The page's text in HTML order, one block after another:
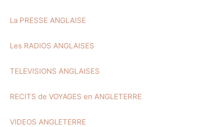
La PRESSE ANGLAISE
Les RADIOS ANGLAISES
TELEVISIONS ANGLAISES
RECITS de VOYAGES en ANGLETERRE
VIDEOS ANGLETERRE